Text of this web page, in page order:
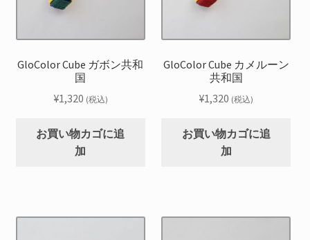
GloColor Cube ガボン共和
国
¥1,320 (税込)
お買い物カゴに追
加
GloColor Cube カメルーン
共和国
¥1,320 (税込)
お買い物カゴに追
加